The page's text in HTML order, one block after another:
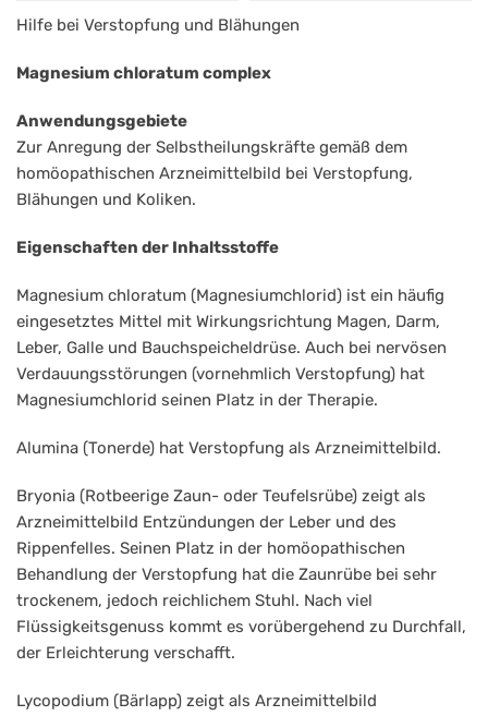
Apozema
Nr.
Tropfen
Stuhlregelung
Hilfe bei Verstopfung und Blähungen
Magnesium chloratum complex
Anwendungsgebiete
Zur Anregung der Selbstheilungskräfte gemäß dem
homöopathischen Arzneimittelbild bei Verstopfung,
Blähungen und Koliken.
Eigenschaften der Inhaltsstoffe
Magnesium chloratum (Magnesiumchlorid) ist ein häufig
eingesetztes Mittel mit Wirkungsrichtung Magen, Darm,
Leber, Galle und Bauchspeicheldrüse. Auch bei nervösen
Verdauungsstörungen (vornehmlich Verstopfung) hat
Magnesiumchlorid seinen Platz in der Therapie.
Alumina (Tonerde) hat Verstopfung als Arzneimittelbild.
Bryonia (Rotbeerige Zaun- oder Teufelsrübe) zeigt als
Arzneimittelbild Entzündungen der Leber und des
Rippenfelles. Seinen Platz in der homöopathischen
Behandlung der Verstopfung hat die Zaunrübe bei sehr
trockenem, jedoch reichlichem Stuhl. Nach viel
Flüssigkeitsgenuss kommt es vorübergehend zu Durchfall,
der Erleichterung verschafft.
Lycopodium (Bärlapp) zeigt als Arzneimittelbild